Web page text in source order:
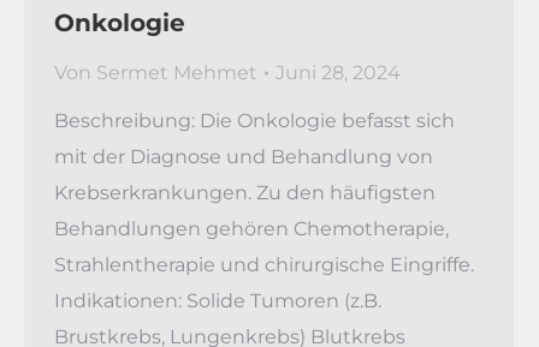
Onkologie
Von Sermet Mehmet Juni 28, 2024
Beschreibung: Die Onkologie befasst sich
mit der Diagnose und Behandlung von
Krebserkrankungen. Zu den häufigsten
Behandlungen gehören Chemotherapie,
Strahlentherapie und chirurgische Eingriffe.
Indikationen: Solide Tumoren (z.B.
Brustkrebs, Lungenkrebs) Blutkrebs